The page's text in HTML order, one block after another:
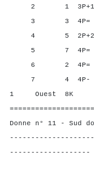
2 1
3 3 4P=
4 5
5 7 4P=
6 2 4P=
7 4 4P-
1 Ouest
Donne n° 11 - Sud
-------------------
Nord
P: